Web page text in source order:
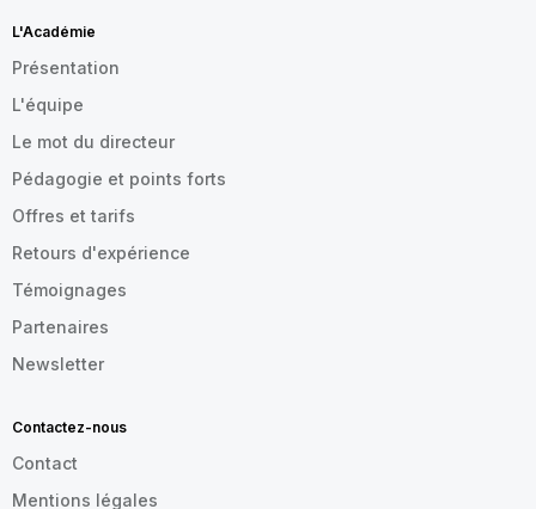
L'Académie
Présentation
L'équipe
Le mot du directeur
Pédagogie et points forts
Offres et tarifs
Retours d'expérience
Témoignages
Partenaires
Newsletter
Contactez-nous
Contact
Mentions légales